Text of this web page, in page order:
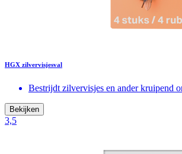
HGX zilvervisjesval
Bestrijdt zilvervisjes en ander kruipend
Bekijken
3,5